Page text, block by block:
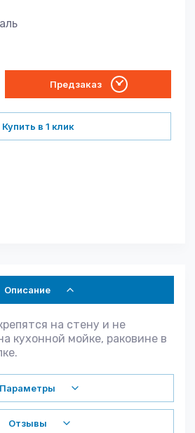
Предзаказ
Купить в 1 клик
Описание
на стену и не
кухонной мойке, раковине в
Параметры
Отзывы